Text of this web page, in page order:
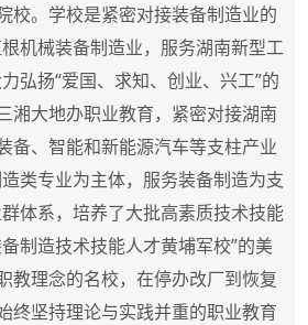
校。学校是紧密对接装备制造业的
机械装备制造业，服务湖南新型工
弘扬“爱国、求知、创业、兴工”的
湘大地办职业教育，紧密对接湖南
备、智能和新能源汽车等支柱产业
类专业为主体，服务装备制造为支
体系，培养了大批高素质技术技能
制造技术技能人才黄埔军校”的美
教理念的名校，在停办改厂到恢复
终坚持理论与实践并重的职业教育